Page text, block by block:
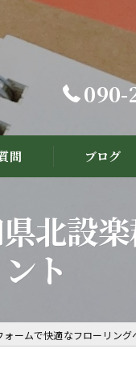
090-
問 ブログ
北設
ト
ォームで快適なフローリン